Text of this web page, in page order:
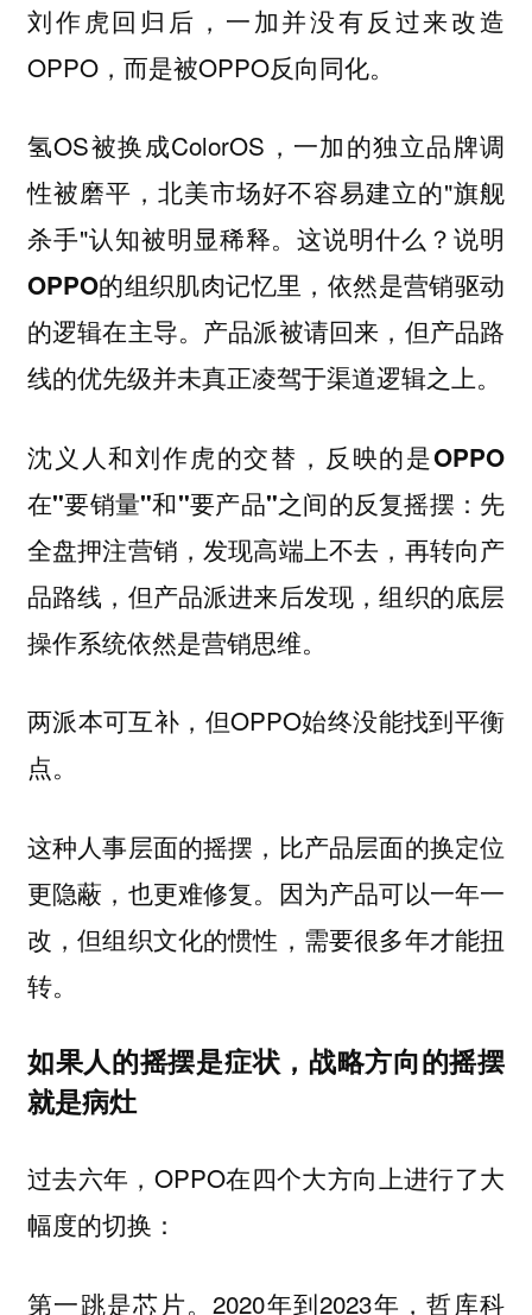
刘作虎回归后，一加并没有反过来改造
OPPO，而是被OPPO反向同化。
氢OS被换成ColorOS，一加的独立品牌调
性被磨平，北美市场好不容易建立的"旗舰
杀手"认知被明显稀释。这说明什么？说明
OPPO的组织肌肉记忆里，依然是营销驱动
的逻辑在主导。产品派被请回来，但产品路
线的优先级并未真正凌驾于渠道逻辑之上。
沈义人和刘作虎的交替，反映的是OPPO
在"要销量"和"要产品"之间的反复摇摆 ：先
全盘押注营销，发现高端上不去，再转向产
品路线，但产品派进来后发现，组织的底层
操作系统依然是营销思维。
两派本可互补，但OPPO始终没能找到平衡
点。
这种人事层面的摇摆，比产品层面的换定位
更隐蔽，也更难修复。因为产品可以一年一
改，但组织文化的惯性，需要很多年才能扭
转。
如果人的摇摆是症状，战略方向的摇摆
就是病灶
过去六年，OPPO在四个大方向上进行了大
幅度的切换：
第一跳是芯片。2020年到2023年，哲库科